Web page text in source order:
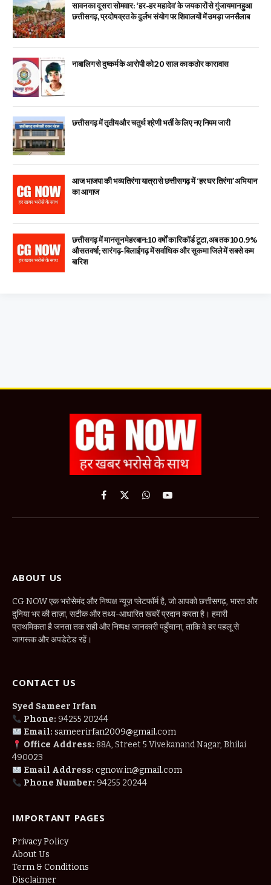
सावन का दूसरा सोमवार: ‘हर-हर महादेव’ के जयकारों से गुंजायमान हुआ
छत्तीसगढ़, प्रदोष व्रत के दुर्लभ संयोग पर शिवालयों में उमड़ा जनसैलाब
नाबालिग से दुष्कर्म के आरोपी को 20 साल का कठोर कारावास
छत्तीसगढ़ में तृतीय और चतुर्थ श्रेणी भर्ती के लिए नए नियम जारी
आज भाजपा की भव्य तिरंगा यात्रा से छत्तीसगढ़ में ‘हर घर तिरंगा’ अभियान
का आगाज
छत्तीसगढ़ में मानसून मेहरबान: 10 वर्षों का रिकॉर्ड टूटा, अब तक 100.9%
औसत वर्षा; सारंगढ़-बिलाईगढ़ में सर्वाधिक और सुकमा जिले में सबसे कम
बारिश
Facebook
X
WhatsApp
YouTube
ABOUT US
CG NOW एक भरोसेमंद और निष्पक्ष न्यूज़ प्लेटफॉर्म है, जो आपको छत्तीसगढ़, भारत और
दुनिया भर की ताज़ा, सटीक और तथ्य-आधारित खबरें प्रदान करता है। हमारी
प्राथमिकता है जनता तक सही और निष्पक्ष जानकारी पहुँचाना, ताकि वे हर पहलू से
जागरूक और अपडेटेड रहें।
CONTACT US
Syed Sameer Irfan
Phone: 94255 20244
Email: sameerirfan2009@gmail.com
Office Address: 88A, Street 5 Vivekanand Nagar, Bhilai
490023
Email Address: cgnow.in@gmail.com
Phone Number: 94255 20244
IMPORTANT PAGES
Privacy Policy
About Us
Term & Conditions
Disclaimer